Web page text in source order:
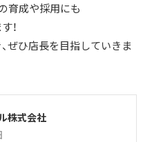
育成や採用にも
！
ぜひ店長を目指していきま
株式会社